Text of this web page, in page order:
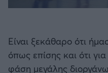
Είναι ξεκάθαρο ότι
όπως επίσης και ότι
φάση μεγάλης